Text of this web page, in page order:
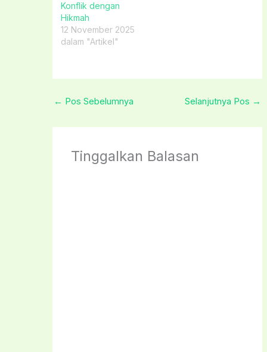
Konflik dengan
Hikmah
12 November 2025
dalam "Artikel"
← Pos Sebelumnya Selanjutnya Pos →
Tinggalkan Balasan